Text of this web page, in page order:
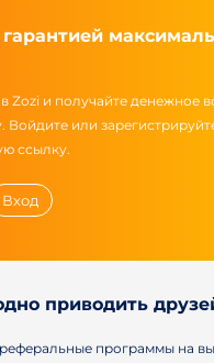
Zozi и получайте денежное
Войдите или
ссылку.
Вход
приводить
программы на